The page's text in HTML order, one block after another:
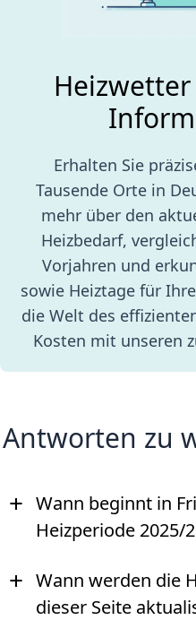
Erhalten Sie
Tausende Orte in
mehr über den
Heizbedarf,
Vorjahren und
sowie Heiztage für
die Welt des
Kosten mit unseren
Antworten zu
+ Wann beginnt in
Heizperiode 2025/
+ Wann werden die
dieser Seite